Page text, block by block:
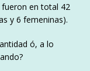
fueron en total 42
y 6 femeninas).
ó, a lo